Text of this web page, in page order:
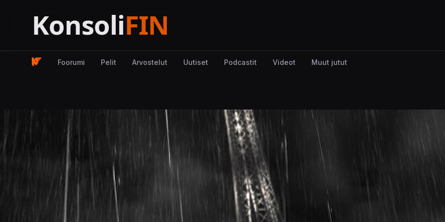
Foorumi Pelit Arvostelut Uutiset Podcastit Videot Muut jutut